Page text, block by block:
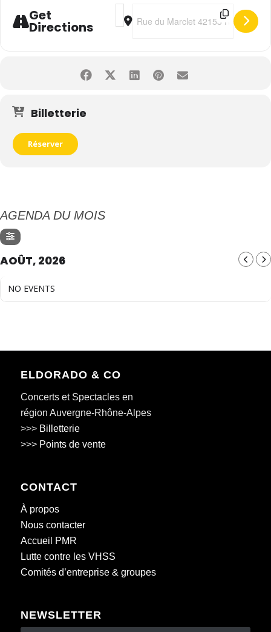
Get
Directions
Address - Chimène Badi • Origine(s)
Destination Address - Chimène
Billetterie
Réserver
AGENDA DU MOIS
AOÛT, 2026
NO EVENTS
ELDORADO & CO
Concerts et Spectacles en
région Auvergne-Rhône-Alpes
>>> Billetterie
>>> Points de vente
CONTACT
À propos
Nous contacter
Accueil PMR
Lutte contre les VHSS
Comités d’entreprise & groupes
NEWSLETTER